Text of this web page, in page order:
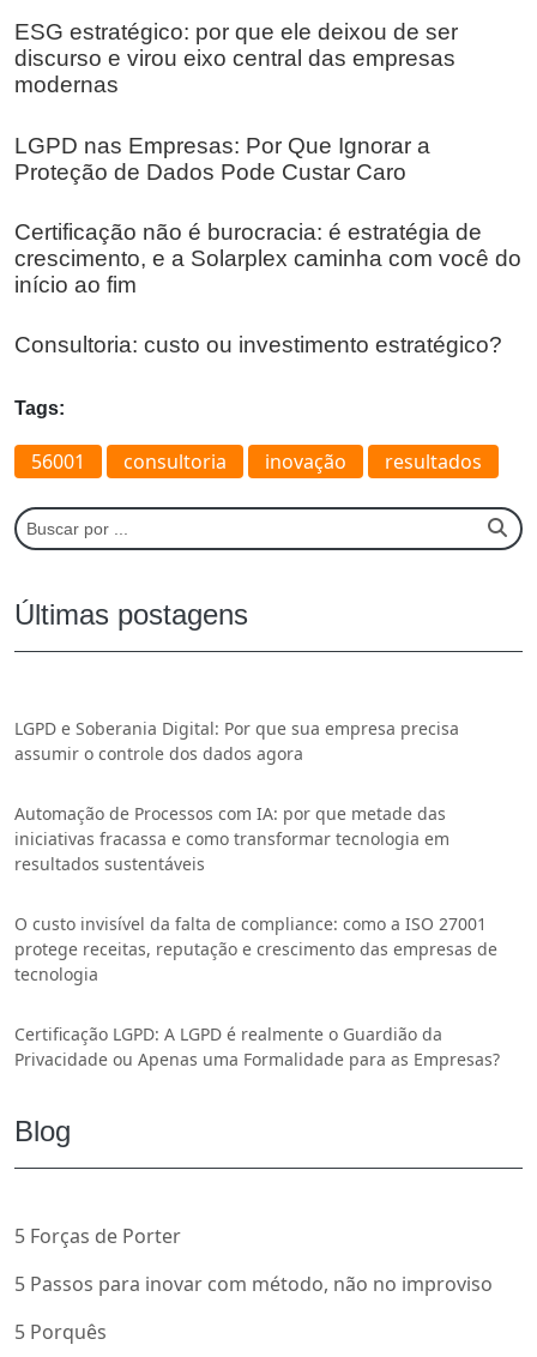
ESG estratégico: por que ele deixou de ser
discurso e virou eixo central das empresas
modernas
LGPD nas Empresas: Por Que Ignorar a
Proteção de Dados Pode Custar Caro
Certificação não é burocracia: é estratégia de
crescimento, e a Solarplex caminha com você do
início ao fim
Consultoria: custo ou investimento estratégico?
Tags:
56001 consultoria inovação resultados
Últimas postagens
LGPD e Soberania Digital: Por que sua empresa precisa
assumir o controle dos dados agora
Automação de Processos com IA: por que metade das
iniciativas fracassa e como transformar tecnologia em
resultados sustentáveis
O custo invisível da falta de compliance: como a ISO 27001
protege receitas, reputação e crescimento das empresas de
tecnologia
Certificação LGPD: A LGPD é realmente o Guardião da
Privacidade ou Apenas uma Formalidade para as Empresas?
Blog
5 Forças de Porter
5 Passos para inovar com método, não no improviso
5 Porquês